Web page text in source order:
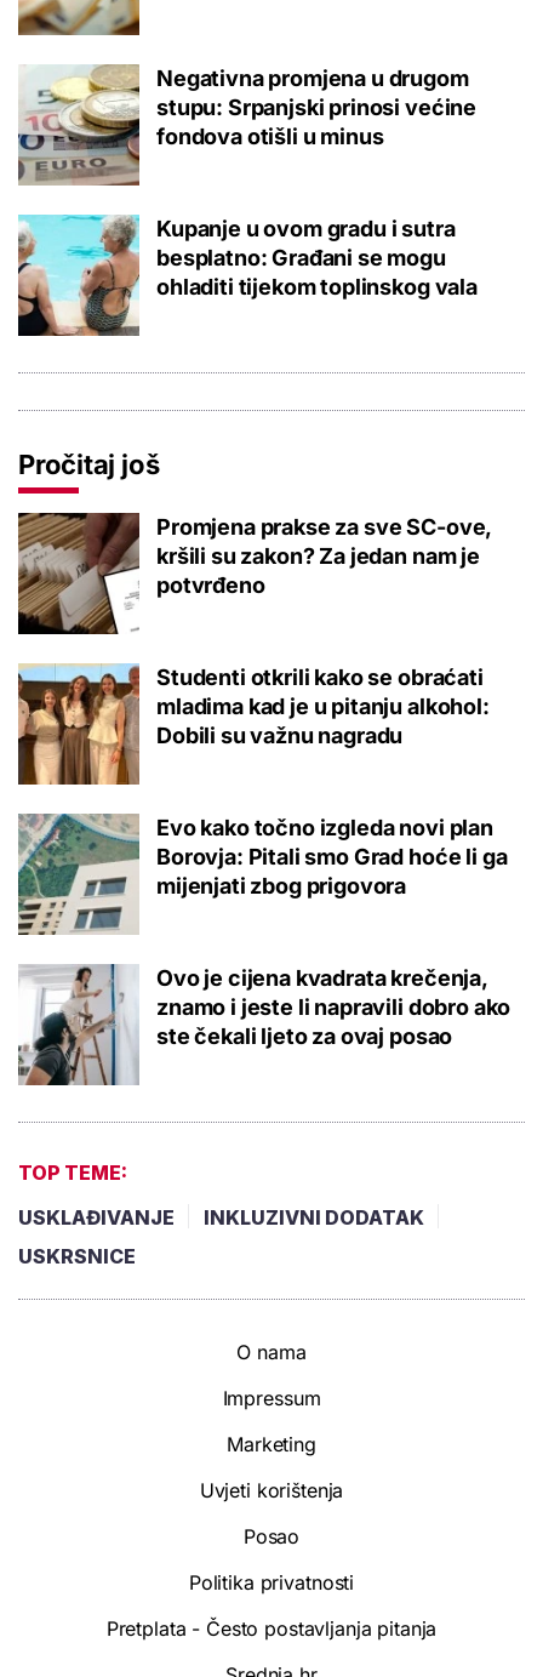
Negativna promjena u drugom
stupu: Srpanjski prinosi većine
fondova otišli u minus
Kupanje u ovom gradu i sutra
besplatno: Građani se mogu
ohladiti tijekom toplinskog vala
Pročitaj još
Promjena prakse za sve SC-ove,
kršili su zakon? Za jedan nam je
potvrđeno
Studenti otkrili kako se obraćati
mladima kad je u pitanju alkohol:
Dobili su važnu nagradu
Evo kako točno izgleda novi plan
Borovja: Pitali smo Grad hoće li ga
mijenjati zbog prigovora
Ovo je cijena kvadrata krečenja,
znamo i jeste li napravili dobro ako
ste čekali ljeto za ovaj posao
TOP TEME:
USKLAĐIVANJE
INKLUZIVNI DODATAK
USKRSNICE
O nama
Impressum
Marketing
Uvjeti korištenja
Posao
Politika privatnosti
Pretplata - Često postavljanja pitanja